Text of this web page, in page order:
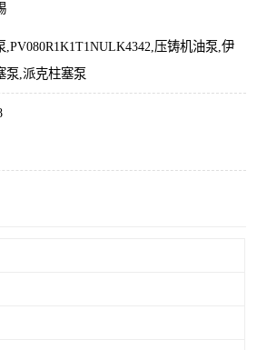
,PV080R1K1T1NULK4342,压铸机油泵,伊
泵,派克柱塞泵